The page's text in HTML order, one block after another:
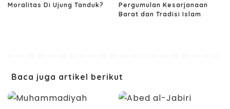
Moralitas Di Ujung Tanduk?
Pergumulan Kesarjanaan
Barat dan Tradisi Islam
Baca juga artikel berikut